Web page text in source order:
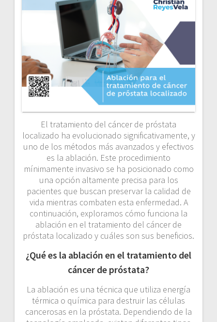
El tratamiento del cáncer de próstata
localizado ha evolucionado significativamente, y
uno de los métodos más avanzados y efectivos
es la ablación. Este procedimiento
mínimamente invasivo se ha posicionado como
una opción altamente precisa para los
pacientes que buscan preservar la calidad de
vida mientras combaten esta enfermedad. A
continuación, exploramos cómo funciona la
ablación en el tratamiento del cáncer de
próstata localizado y cuáles son sus beneficios.
¿Qué es la ablación en el tratamiento del
cáncer de próstata?
La ablación es una técnica que utiliza energía
térmica o química para destruir las células
cancerosas en la próstata. Dependiendo de la